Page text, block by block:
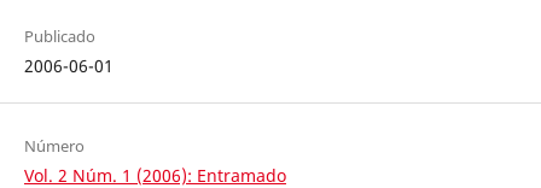
Publicado
2006-06-01
Número
Vol. 2 Núm. 1 (2006): Entramado